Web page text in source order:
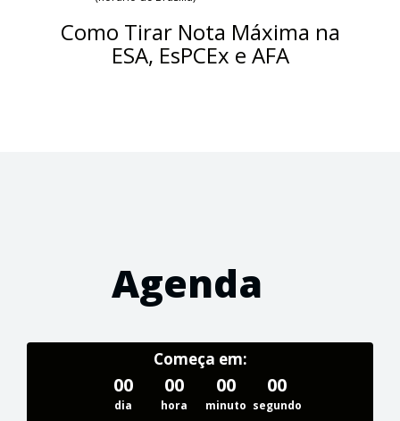
Como Tirar Nota Máxima na
ESA, EsPCEx e AFA
Agenda
Começa em:
00
dia
00
hora
00
minuto
00
segundo